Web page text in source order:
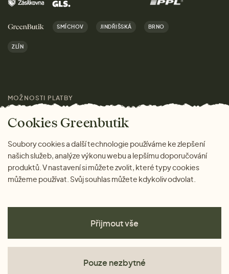
Kariéra
Značky
Magazín
Domov
Dárky
Výhody nákupu u nás
SMÍCHOV JINDŘIŠSKÁ BRNO
ZLÍN
MOŽNOSTI PLATBY
Cookies Greenbutik
Soubory cookies a další technologie používáme ke zlepšení
našich služeb, analýze výkonu webu a lepšímu doporučování
produktů. V nastavení si můžete zvolit, které typy cookies
můžeme používat. Svůj souhlas můžete kdykoliv odvolat.
Přijmout vše
Pouze nezbytné